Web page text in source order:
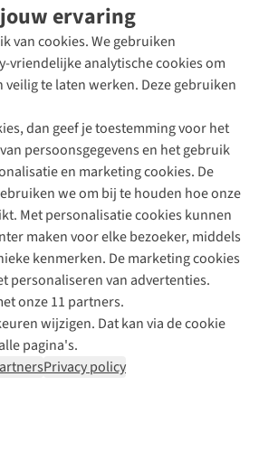
ervaring
van cookies. We gebruiken
vriendelijke analytische cookies om
veilig te laten werken. Deze gebruiken
dan geef je toestemming voor het
persoonsgegevens en het gebruik
en marketing cookies. De
we om bij te houden hoe onze
Met personalisatie cookies kunnen
maken voor elke bezoeker, middels
kenmerken. De marketing cookies
personaliseren van advertenties.
onze 11 partners.
wijzigen. Dat kan via de cookie
pagina's.
Privacy policy
Buitenexpert